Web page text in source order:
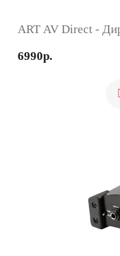
ART AV Direct -
6990р.